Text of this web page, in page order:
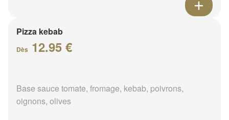
Pizza kebab
Dès 12.95 €
Base sauce tomate, fromage, kebab, poivrons,
oignons, olives